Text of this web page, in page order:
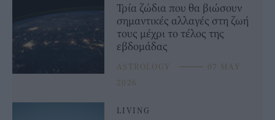
Τρία ζώδια που θα βιώσουν
σημαντικές αλλαγές στη ζωή
τους μέχρι το τέλος της
εβδομάδας
ASTROLOGY ⸻ 07 MAY
2026
LIVING